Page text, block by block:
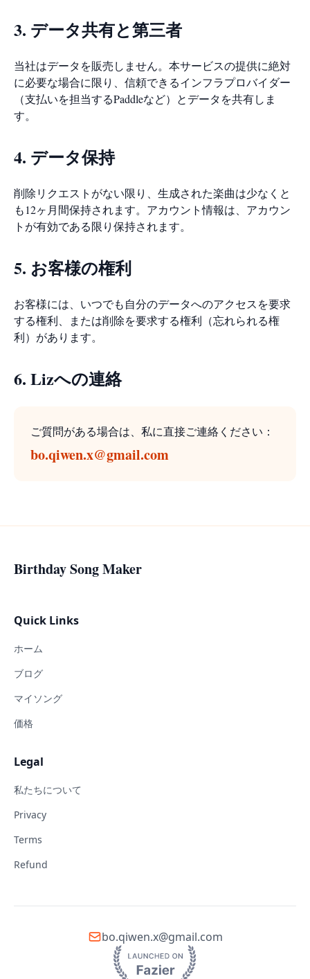
3. データ共有と第三者
当社はデータを販売しません。本サービスの提供に絶対
に必要な場合に限り、信頼できるインフラプロバイダー
（支払いを担当するPaddleなど）とデータを共有しま
す。
4. データ保持
削除リクエストがない限り、生成された楽曲は少なくと
も12ヶ月間保持されます。アカウント情報は、アカウン
トが有効である限り保持されます。
5. お客様の権利
お客様には、いつでも自分のデータへのアクセスを要求
する権利、または削除を要求する権利（忘れられる権
利）があります。
6. Lizへの連絡
ご質問がある場合は、私に直接ご連絡ください：
bo.qiwen.x@gmail.com
Birthday Song Maker
Quick Links
ホーム
ブログ
マイソング
価格
Legal
私たちについて
Privacy
Terms
Refund
bo.qiwen.x@gmail.com